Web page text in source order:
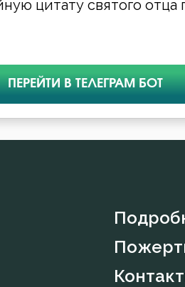
цитату святого отца
ПЕРЕЙТИ В ТЕЛЕГРАМ БОТ